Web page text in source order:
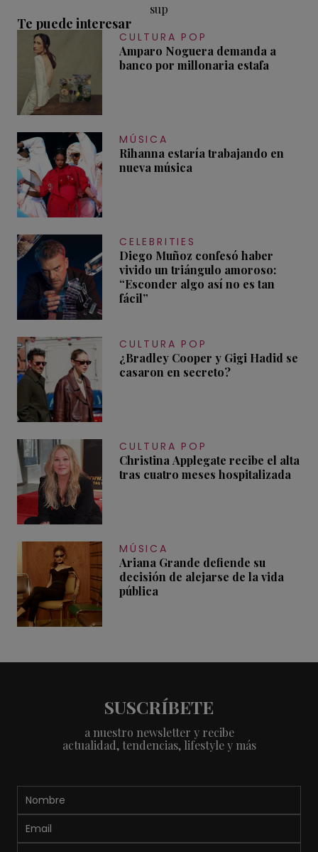
sup
Te puede interesar
CULTURA POP
Amparo Noguera demanda a
banco por millonaria estafa
MÚSICA
Rihanna estaría trabajando en
nueva música
CELEBRITIES
Diego Muñoz confesó haber
vivido un triángulo amoroso:
“Esconder algo así no es tan
fácil”
CULTURA POP
¿Bradley Cooper y Gigi Hadid se
casaron en secreto?
CULTURA POP
Christina Applegate recibe el alta
tras cuatro meses hospitalizada
MÚSICA
Ariana Grande defiende su
decisión de alejarse de la vida
pública
SUSCRÍBETE
a nuestro newsletter y recibe
actualidad, tendencias, lifestyle y más